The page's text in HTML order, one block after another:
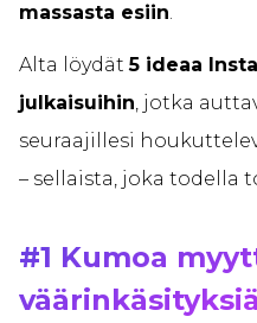
massasta esiin.
Alta löydät5 ideaa
julkaisuihin, jotka
seuraajillesi
– sellaista, joka todella
#1 Kumoa